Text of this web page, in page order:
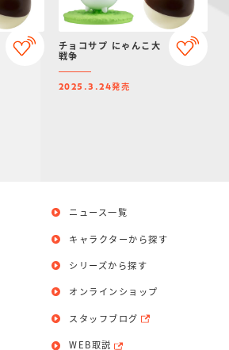
チョコサプ にゃんこ大
戦争
2025.3.24発売
ニュース一覧
キャラクターから探す
シリーズから探す
オンラインショップ
スタッフブログ
WEB取説